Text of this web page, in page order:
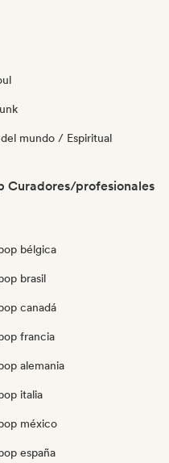
mundo / Espiritual
Curadores/profesionales
bélgica
brasil
canadá
francia
alemania
italia
méxico
españa